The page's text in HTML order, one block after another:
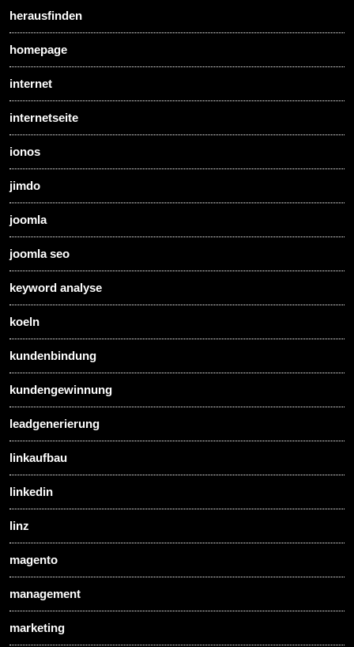
herausfinden
homepage
internet
internetseite
ionos
jimdo
joomla
joomla seo
keyword analyse
koeln
kundenbindung
kundengewinnung
leadgenerierung
linkaufbau
linkedin
linz
magento
management
marketing